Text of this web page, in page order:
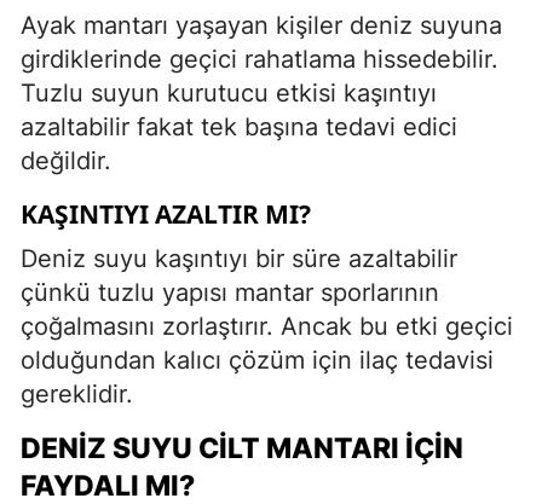
Ayak mantarı yaşayan kişiler deniz suyuna
girdiklerinde geçici rahatlama hissedebilir.
Tuzlu suyun kurutucu etkisi kaşıntıyı
azaltabilir fakat tek başına tedavi edici
değildir.
KAŞINTIYI AZALTIR MI?
Deniz suyu kaşıntıyı bir süre azaltabilir
çünkü tuzlu yapısı mantar sporlarının
çoğalmasını zorlaştırır. Ancak bu etki geçici
olduğundan kalıcı çözüm için ilaç tedavisi
gereklidir.
DENIZ SUYU CILT MANTARI İÇIN
FAYDALI MI?